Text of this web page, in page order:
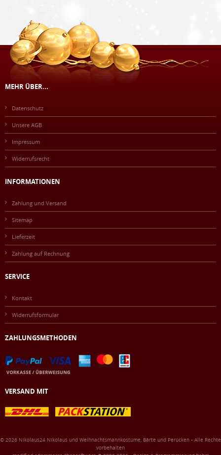
MEHR ÜBER...
Datenschutz
Unsere AGB
Impressum
Widerrufsrecht
INFORMATIONEN
Zahlung und Versand
Sitemap
Lieferzeit
Zahlung auf Rechnung
SERVICE
Kontakt
Widerrufsformular
ZAHLUNGSMETHODEN
VERSAND MIT
© 2026 Nikolaus24 Nikolaus und Weihnachtsmannkostüme, Bärte und Perücken • Alle Rechte
vorbehalten